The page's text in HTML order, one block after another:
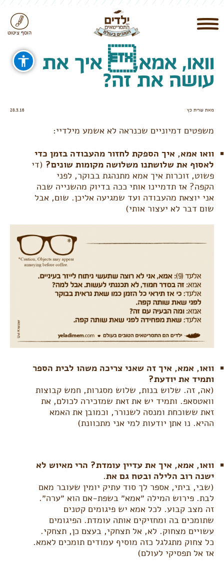
הוסף ציטוט
וואו, אמא, איך את
עושה את זה?
מאת שרית כץ 28.3.16
משפטים דמיוניים שכנראה לא אשמע מילדיי:
וואו אמא, איך הספקת לחזור מהעבודה בזמן כדי
לאסוף את שלושתנו משלושה מקומות שונים? (די
פשוט, זוכרות איך אמא מתנהגת בבוקר, לפני
הקפה? אז תדמיינו אותי ככה בדיוק מהשנייה שבה
אני יוצאת מהעבודה ועד שמגיעה אליכן. שום, אבל
שום דבר לא יעצור אותי)
וואו, אמא, איך זה שאני צריכה משהו לבית הספר
ותמיד את יודעת?
(אה, זה. שלוש בנות, שלוש מסגרות, חמש קבוצות
וואטסאפ. ותמיד יש את זאת שמזכירה לכולם, את
זאת ששוכחת ומנסה לשנורר, וכמובן את האמא
ההיא. נו אתן יודעות למי אני מתכוונת)
וואו, אמא, איך את עדיין עומדת? הרי מאיוש לא
ישנה רוב הלילה ובטח גם את.
(שבי, ביתי, אספר לך סוד עתיק יומין שעובר מאם
לבת. פירוש המילה ״אמא״ בשפת-אם הוא ״ערה״.
זה מצב קבוע. לכל אמא יש פיגומים קטנים
שתומכים בה ומחזיקים אותה עומדת. הפיגומים
עשויים מצחוק. לא, אל תצחקי, בעצם כן, תצחקי.
כל צחוק מתגלגל כזה מוסיף עמודים תומכים לאמא.
אז אל תפסיקי לעולם)